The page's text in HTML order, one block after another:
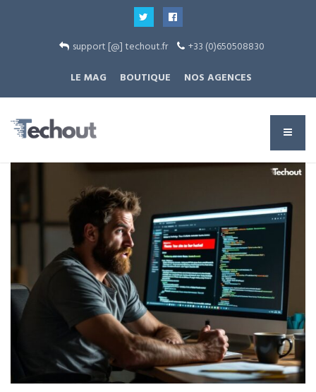
support [@] techout.fr
+33 (0)650508830
LE MAG
BOUTIQUE NOS AGENCES